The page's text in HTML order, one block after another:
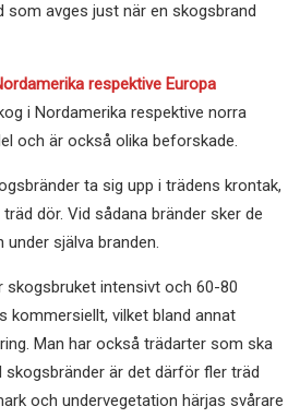
som avges just när en skogsbrand
respektive Europa
i Nordamerika respektive norra
och är också olika beforskade.
ta sig upp i trädens krontak,
dör. Vid sådana bränder sker de
själva branden.
skogsbruket intensivt och 60-80
kommersiellt, vilket bland annat
Man har också trädarter som ska
skogsbränder är det därför fler träd
och undervegetation härjas svårare